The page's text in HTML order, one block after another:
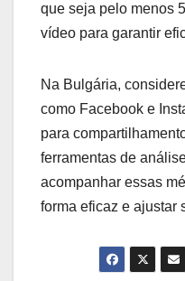
que seja pelo menos
vídeo para garantir
Na Bulgária,
como Facebook e
para
ferramentas de
acompanhar essas
forma eficaz e ajustar